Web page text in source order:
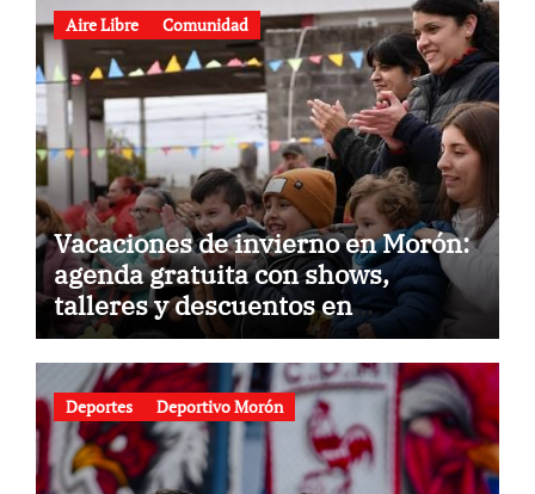
Aire Libre Comunidad
Vacaciones de invierno en Morón:
agenda gratuita con shows,
talleres y descuentos en
gastronomía
Deportes Deportivo Morón